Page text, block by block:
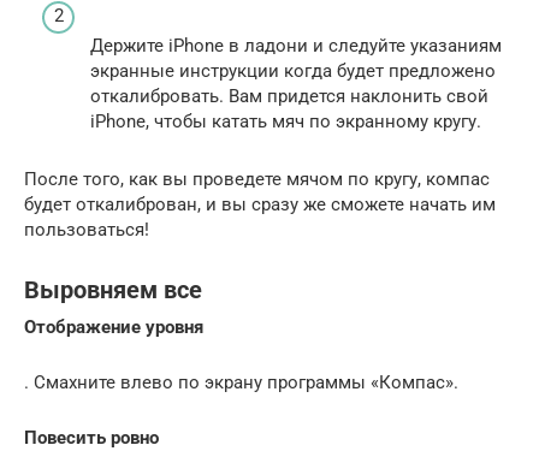
Держите iPhone в ладони и следуйте указаниям
экранные инструкции когда будет предложено
откалибровать. Вам придется наклонить свой
iPhone, чтобы катать мяч по экранному кругу.
После того, как вы проведете мячом по кругу, компас
будет откалиброван, и вы сразу же сможете начать им
пользоваться!
Выровняем все
Отображение уровня
. Смахните влево по экрану программы «Компас».
Повесить ровно